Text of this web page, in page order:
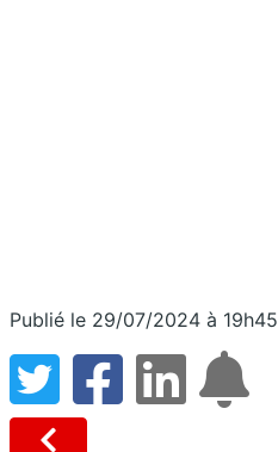
Publié le 29/07/2024 à 19h45